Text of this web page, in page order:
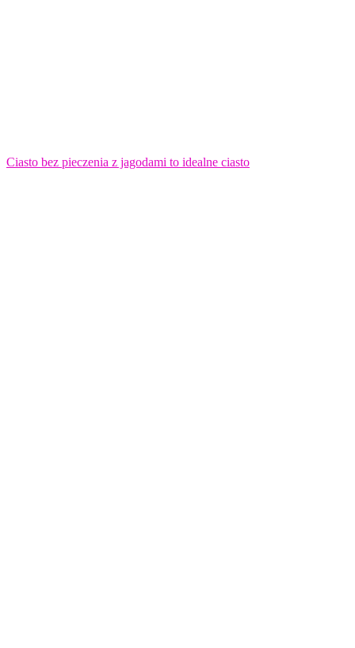
Ciasto bez pieczenia z jagodami to idealne ciasto